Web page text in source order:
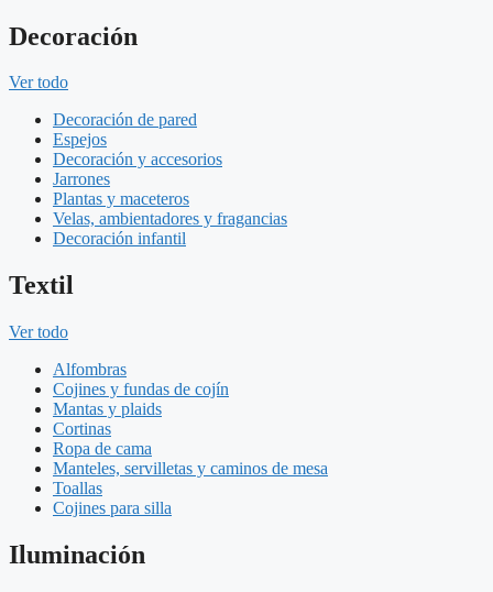
Decoración
Ver todo
Decoración de pared
Espejos
Decoración y accesorios
Jarrones
Plantas y maceteros
Velas, ambientadores y fragancias
Decoración infantil
Textil
Ver todo
Alfombras
Cojines y fundas de cojín
Mantas y plaids
Cortinas
Ropa de cama
Manteles, servilletas y caminos de mesa
Toallas
Cojines para silla
Iluminación